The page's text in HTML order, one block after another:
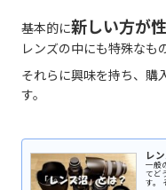
基本的に新しい方が
レンズの中にも特殊なも
それらに興味を持ち、購
す。
レ
一般
てど
す。